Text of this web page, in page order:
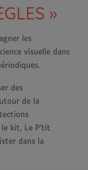
»
les
visuelle dans
des
de la
kit, Le P’tit
dans la